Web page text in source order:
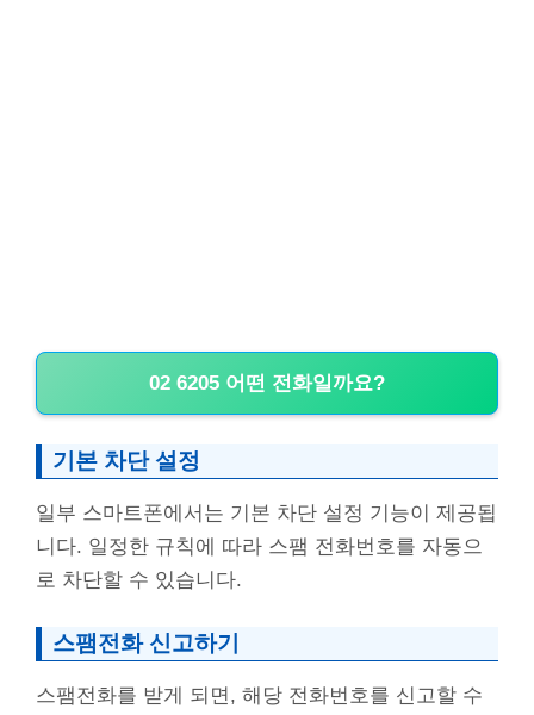
02 6205 어떤 전화일까요?
기본 차단 설정
일부 스마트폰에서는 기본 차단 설정 기능이 제공됩
니다. 일정한 규칙에 따라 스팸 전화번호를 자동으
로 차단할 수 있습니다.
스팸전화 신고하기
스팸전화를 받게 되면, 해당 전화번호를 신고할 수